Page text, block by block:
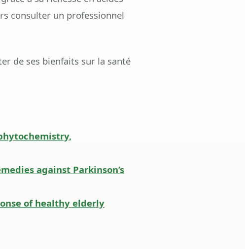
consulter un professionnel
de ses bienfaits sur la santé
against Parkinson’s
of healthy elderly